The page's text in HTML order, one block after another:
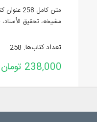
مشیخه، تحقیق
تعداد کتاب‌ها: 258
238,000 تومان